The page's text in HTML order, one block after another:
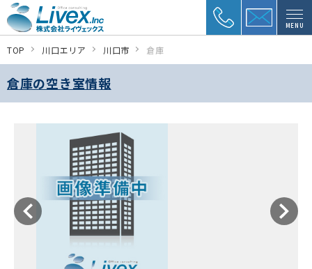
MENU
TOP 川口エリア 川口市 倉庫
倉庫の空き室情報